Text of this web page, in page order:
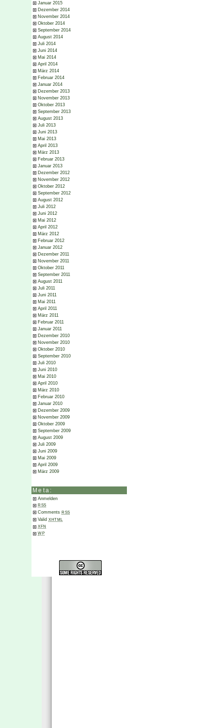
Januar 2015
Dezember 2014
November 2014
Oktober 2014
September 2014
August 2014
Juli 2014
Juni 2014
Mai 2014
April 2014
März 2014
Februar 2014
Januar 2014
Dezember 2013
November 2013
Oktober 2013
September 2013
August 2013
Juli 2013
Juni 2013
Mai 2013
April 2013
März 2013
Februar 2013
Januar 2013
Dezember 2012
November 2012
Oktober 2012
September 2012
August 2012
Juli 2012
Juni 2012
Mai 2012
April 2012
März 2012
Februar 2012
Januar 2012
Dezember 2011
November 2011
Oktober 2011
September 2011
August 2011
Juli 2011
Juni 2011
Mai 2011
April 2011
März 2011
Februar 2011
Januar 2011
Dezember 2010
November 2010
Oktober 2010
September 2010
Juli 2010
Juni 2010
Mai 2010
April 2010
März 2010
Februar 2010
Januar 2010
Dezember 2009
November 2009
Oktober 2009
September 2009
August 2009
Juli 2009
Juni 2009
Mai 2009
April 2009
März 2009
Meta:
Anmelden
RSS
Comments RSS
Valid XHTML
XFN
WP